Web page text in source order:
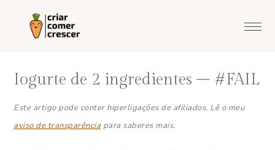
principal
lateral
Iogurte de 2 ingredientes – #FAIL
Este artigo pode conter hiperligações de afiliados. Lê o meu
aviso de transparência para saberes mais.